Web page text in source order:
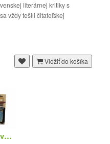
literárnej kritiky s
vždy tešili čitateľskej
Vložiť do košíka
Štúdie a eseje (Výber z textov 2)